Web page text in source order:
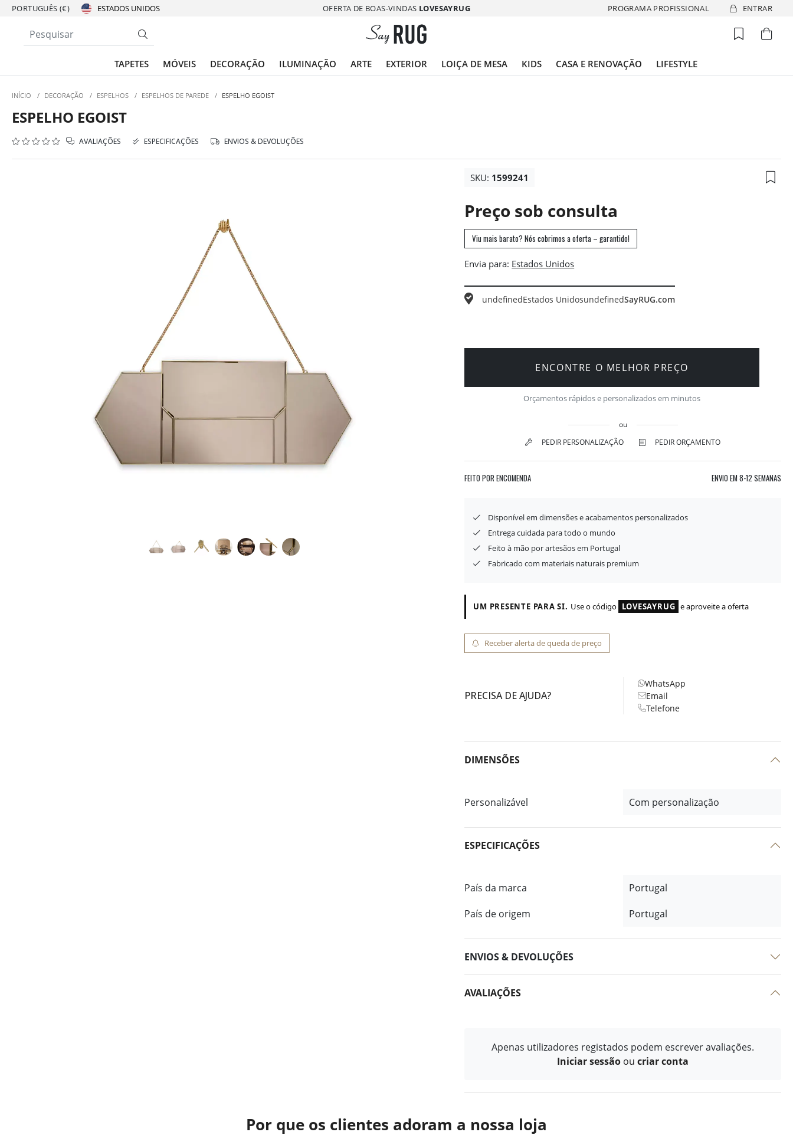
PORTUGUÊS (€) OFERTA DE BOAS-VINDAS LOVESAYRUG PROGRAMA PROFISSIONAL ENTRAR
TAPETES MÓVEIS DECORAÇÃO ILUMINAÇÃO ARTE EXTERIOR LOIÇA DE MESA KIDS CASA E RENOVAÇÃO LIFESTYLE
INÍCIO / DECORAÇÃO / ESPELHOS / ESPELHOS DE PAREDE / ESPELHO EGOIST
ESPELHO EGOIST
AVALIAÇÕES ESPECIFICAÇÕES ENVIOS & DEVOLUÇÕES
SKU: 1599241
Preço sob consulta
Viu mais barato? Nós cobrimos a oferta – garantido!
Envia para:
undefinedEstados UnidosundefinedSayRUG.com
ENCONTRE O MELHOR PREÇO
Orçamentos rápidos e personalizados em minutos
ou
PEDIR PERSONALIZAÇÃO
PEDIR ORÇAMENTO
FEITO POR ENCOMENDA ENVIO EM 8-12 SEMANAS
Disponível em dimensões e acabamentos personalizados
Entrega cuidada para todo o mundo
Feito à mão por artesãos em Portugal
Fabricado com materiais naturais premium
UM PRESENTE PARA SI. Use o código LOVESAYRUG e aproveite a oferta
Receber alerta de queda de preço
PRECISA DE AJUDA?
WhatsApp
Email
Telefone
DIMENSÕES
Personalizável Com personalização
ESPECIFICAÇÕES
País da marca
Portugal
País de origem
Portugal
ENVIOS & DEVOLUÇÕES
AVALIAÇÕES
Apenas utilizadores registados podem escrever avaliações.
Iniciar sessão ou criar conta
Por que os clientes adoram a nossa loja